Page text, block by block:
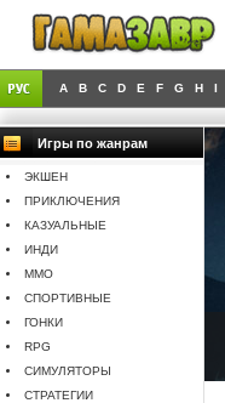
A B C D E F G H I
Игры по жанрам
ЭКШЕН
ПРИКЛЮЧЕНИЯ
КАЗУАЛЬНЫЕ
ИНДИ
MMO
СПОРТИВНЫЕ
ГОНКИ
RPG
СИМУЛЯТОРЫ
СТРАТЕГИИ